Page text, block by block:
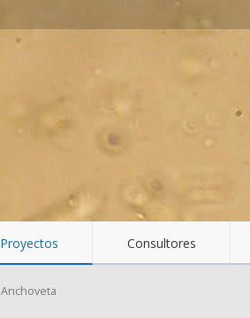
Proyectos Consultores
Anchoveta